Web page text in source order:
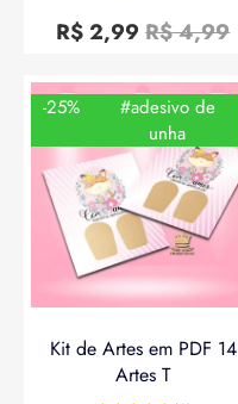
0
de
R$4,99
R$2,99
-25%
#adesivo de
unha
Kit de Artes em PDF 14
Artes T